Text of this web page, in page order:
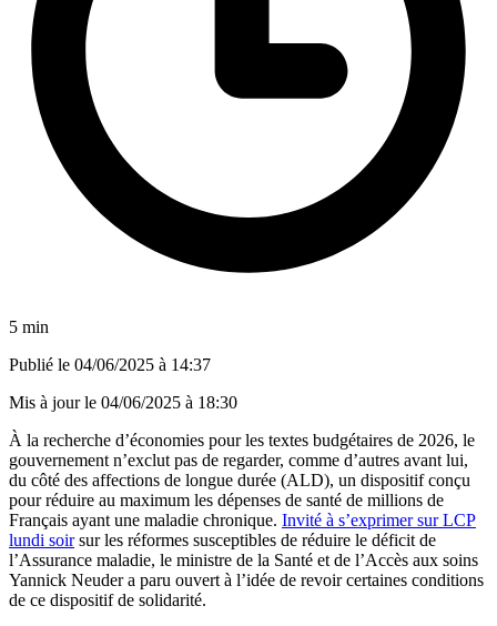
5 min
Publié le 04/06/2025 à 14:37
Mis à jour le 04/06/2025 à 18:30
À la recherche d’économies pour les textes budgétaires de 2026, le
gouvernement n’exclut pas de regarder, comme d’autres avant lui,
du côté des affections de longue durée (ALD), un dispositif conçu
pour réduire au maximum les dépenses de santé de millions de
Français ayant une maladie chronique. Invité à s’exprimer sur LCP
lundi soirsur les réformes susceptibles de réduire le déficit de
l’Assurance maladie, le ministre de la Santé et de l’Accès aux soins
Yannick Neuder a paru ouvert à l’idée de revoir certaines conditions
de ce dispositif de solidarité.